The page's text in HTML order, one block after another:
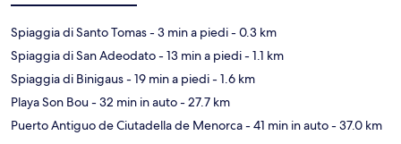
Spiaggia di Santo Tomas- 3 min a piedi- 0.3 km
Spiaggia di San Adeodato- 13 min a piedi- 1.1 km
Spiaggia di Binigaus- 19 min a piedi- 1.6 km
Playa Son Bou- 32 min in auto- 27.7 km
Puerto Antiguo de Ciutadella de Menorca- 41 min in auto- 37.0 km